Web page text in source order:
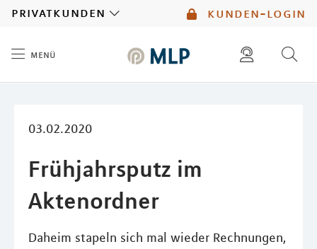
kunden-login
privatkunden
menü
03.02.2020
Frühjahrsputz im
Aktenordner
Daheim stapeln sich mal wieder Rechnungen,